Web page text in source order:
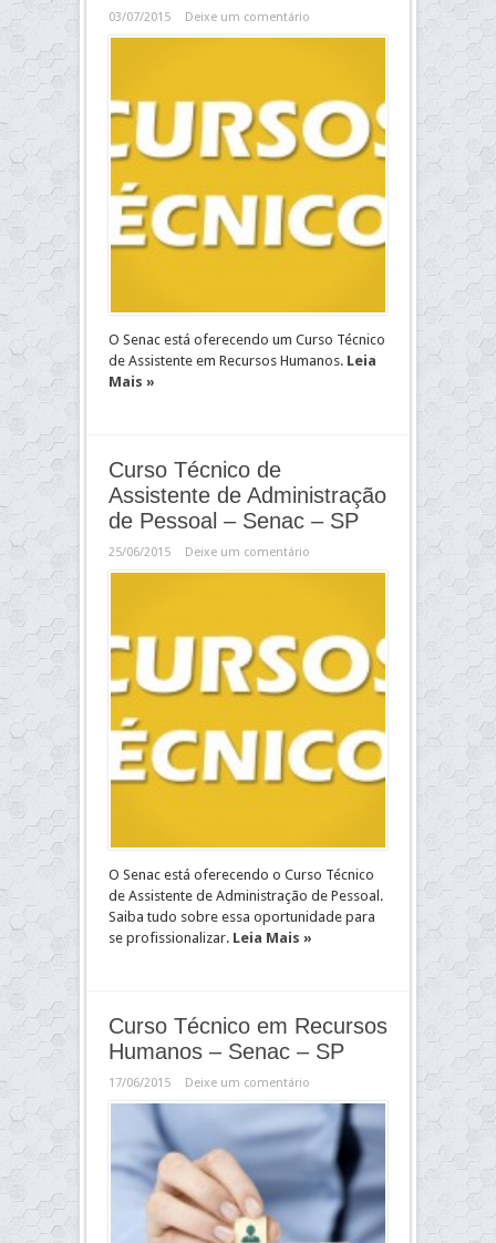
03/07/2015 Deixe um comentário
O Senac está oferecendo um Curso Técnico
de Assistente em Recursos Humanos. Leia
Mais »
Curso Técnico de
Assistente de Administração
de Pessoal – Senac – SP
25/06/2015 Deixe um comentário
O Senac está oferecendo o Curso Técnico
de Assistente de Administração de Pessoal.
Saiba tudo sobre essa oportunidade para
se profissionalizar. Leia Mais »
Curso Técnico em Recursos
Humanos – Senac – SP
17/06/2015 Deixe um comentário